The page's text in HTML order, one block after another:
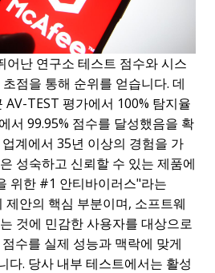
난 연구소 테스트 점수와 시스
점을 통해 순위를 얻습니다. 데
TEST 평가에서 100% 탐지율
서 99.95% 점수를 달성했음을 확
계에서 35년 이상의 경험을 가
성숙하고 신뢰할 수 있는 제품에
위한 #1 안티바이러스"라는
안의 핵심 부분이며, 소프트웨
것에 민감한 사용자를 대상으로
수를 실제 성능과 맥락에 맞게
다. 당사 내부 테스트에서는 활성